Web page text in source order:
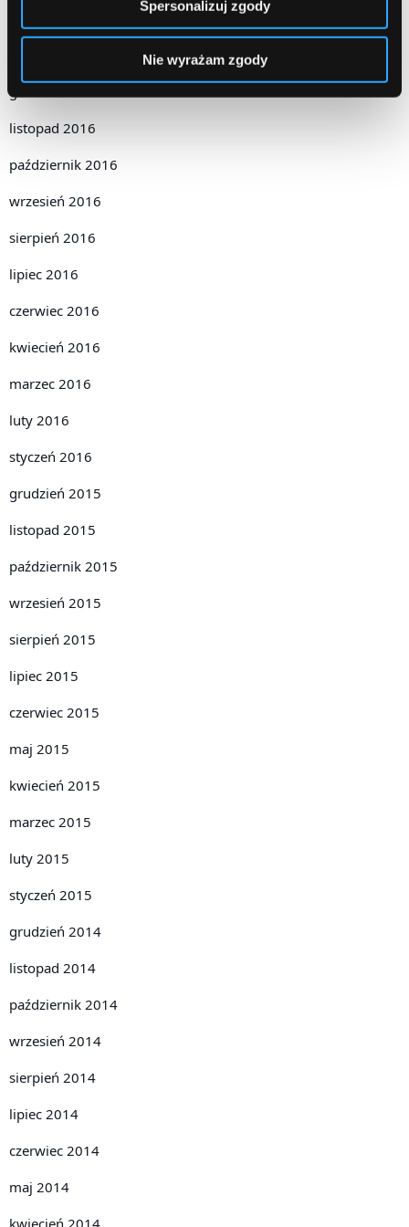
Spersonalizuj zgody
Nie wyrażam zgody
grudzień 2016
listopad 2016
październik 2016
wrzesień 2016
sierpień 2016
lipiec 2016
czerwiec 2016
kwiecień 2016
marzec 2016
luty 2016
styczeń 2016
grudzień 2015
listopad 2015
październik 2015
wrzesień 2015
sierpień 2015
lipiec 2015
czerwiec 2015
maj 2015
kwiecień 2015
marzec 2015
luty 2015
styczeń 2015
grudzień 2014
listopad 2014
październik 2014
wrzesień 2014
sierpień 2014
lipiec 2014
czerwiec 2014
maj 2014
kwiecień 2014